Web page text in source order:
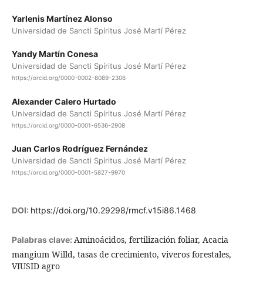
Yarlenis Martínez Alonso
Universidad de Sancti Spíritus José Martí Pérez
Yandy Martín Conesa
Universidad de Sancti Spíritus José Martí Pérez
https://orcid.org/0000-0002-8089-2306
Alexander Calero Hurtado
Universidad de Sancti Spíritus José Martí Pérez
https://orcid.org/0000-0001-6536-2908
Juan Carlos Rodríguez Fernández
Universidad de Sancti Spíritus José Martí Pérez
https://orcid.org/0000-0001-5827-9970
DOI: https://doi.org/10.29298/rmcf.v15i86.1468
Palabras clave: Aminoácidos, fertilización foliar, Acacia
mangium Willd, tasas de crecimiento, viveros forestales,
VIUSID agro